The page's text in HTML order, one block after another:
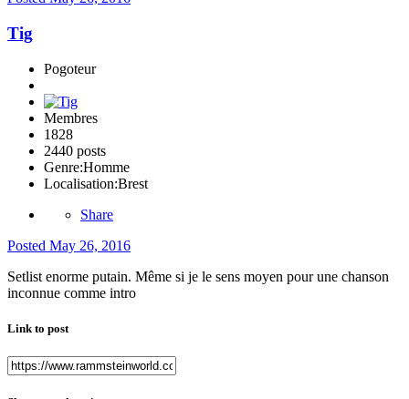
Tig
Pogoteur
Membres
1828
2440 posts
Genre:Homme
Localisation:Brest
Share
Posted May 26, 2016
Setlist enorme putain. Même si je le sens moyen pour une chanson
inconnue comme intro
Link to post